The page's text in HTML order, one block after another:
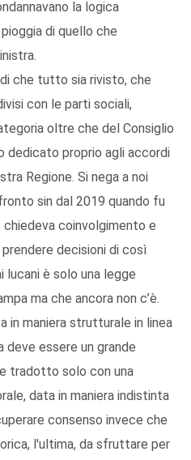
la logica
di quello che
che tutto sia rivisto, che
con le parti sociali,
oltre che del Consiglio
dedicato proprio agli accordi
Regione. Si nega a noi
sin dal 2019 quando fu
coinvolgimento e
decisioni di così
lucani è solo una legge
ma che ancora non c’è.
in maniera strutturale in linea
essere un grande
tradotto solo con una
data in maniera indistinta
consenso invece che
l'ultima, da sfruttare per